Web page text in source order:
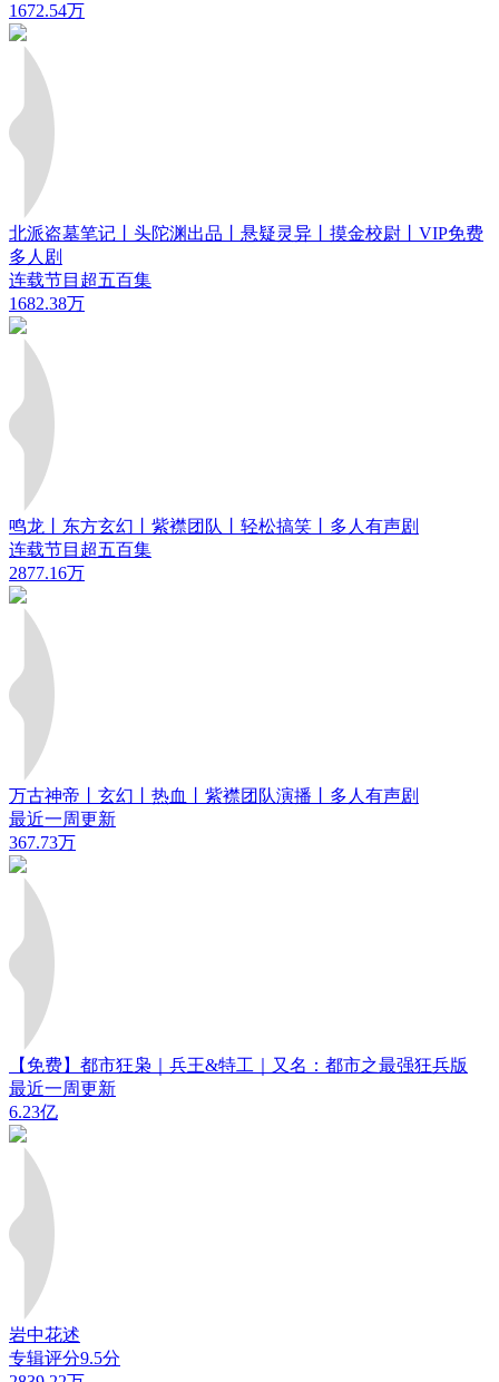
1672.54万
北派盗墓笔记丨头陀渊出品丨悬疑灵异丨摸金校尉丨VIP免费
多人剧
连载节目超五百集
1682.38万
鸣龙丨东方玄幻丨紫襟团队丨轻松搞笑丨多人有声剧
连载节目超五百集
2877.16万
万古神帝丨玄幻丨热血丨紫襟团队演播丨多人有声剧
最近一周更新
367.73万
【免费】都市狂枭｜兵王&特工｜又名：都市之最强狂兵版
最近一周更新
6.23亿
岩中花述
专辑评分9.5分